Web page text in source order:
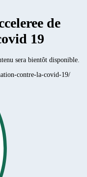
de
19
sera bientôt disponible.
contre-la-covid-19/